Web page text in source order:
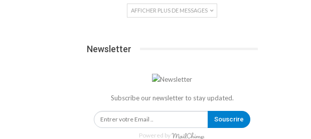
AFFICHER PLUS DE MESSAGES
Newsletter
Subscribe our newsletter to stay updated.
Souscrire
Powered by